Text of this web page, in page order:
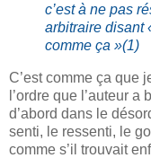
c’est à ne pas
arbitraire disant
comme ça »(1)
C’est comme ça que
l’ordre que l’auteur
d’abord dans le
senti, le ressenti, le
comme s’il trouvait